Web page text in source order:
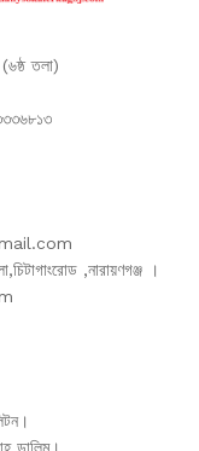
তলা)
,নারায়ণগঞ্জ ।